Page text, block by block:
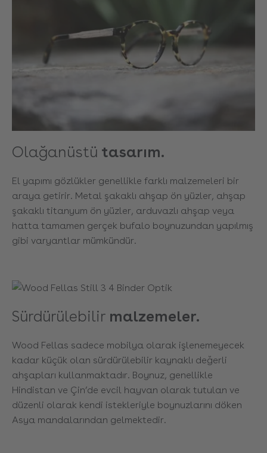
Olağanüstü tasarım.
El yapımı gözlükler genellikle farklı malzemeleri bir
araya getirir. Metal şakaklı ahşap ön yüzler, ahşap
şakaklı titanyum ön yüzler, arduvazlı ahşap veya
hatta tamamen gerçek bufalo boynuzundan yapılmış
gibi varyantlar mümkündür.
Sürdürülebilir malzemeler.
Wood Fellas sadece mobilya olarak işlenemeyecek
kadar küçük olan sürdürülebilir kaynaklı değerli
ahşapları kullanmaktadır. Boynuz, genellikle
Hindistan ve Çin’de evcil hayvan olarak tutulan ve
düzenli olarak kendi istekleriyle boynuzlarını döken
Asya mandalarından gelmektedir.